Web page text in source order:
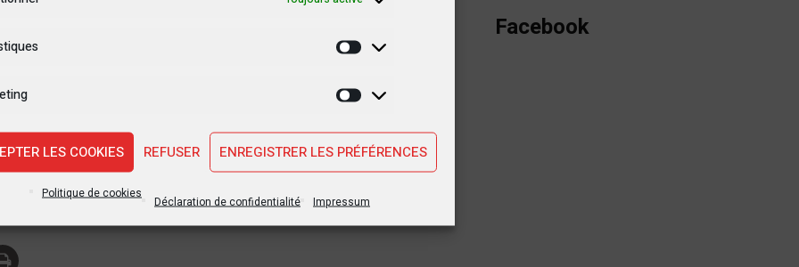
Statistiques
Marketing
LES COOKIES REFUSER ENREGISTRER LES PRÉFÉRENCES
Politique de cookies
Déclaration de confidentialité Impressum
mon compte jusqu’à ce que la situation va revenir stable »,
avons passé devant le guichet de cette banque, personne
l’agent si ce n’était pas le retrait.
Partager
Facebook